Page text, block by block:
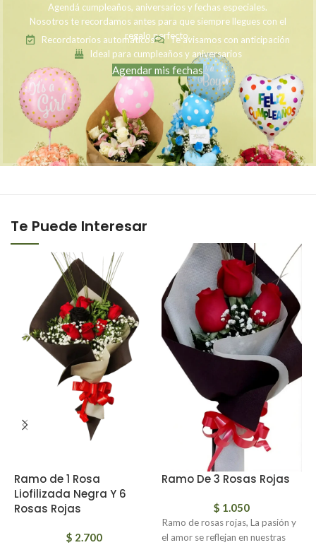
Agendá cumpleaños, aniversarios y fechas especiales.
Nosotros te recordamos antes para que siempre llegues con el
regalo perfecto.
Recordatorios automáticos
Te avisamos con anticipación
Ideal para cumpleaños y aniversarios
Agendar mis fechas
Te Puede Interesar
Ramo de 1 Rosa
Liofilizada Negra Y 6
Rosas Rojas
$ 2.700
Ramo De 3 Rosas Rojas
$ 1.050
Ramo de rosas rojas, La pasión y
el amor se reflejan en nuestras